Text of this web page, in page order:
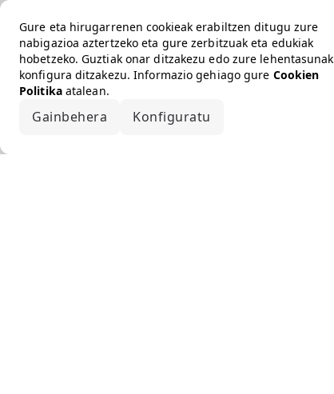
Gure eta hirugarrenen cookieak erabiltzen ditugu zure
nabigazioa aztertzeko eta gure zerbitzuak eta edukiak
hobetzeko. Guztiak onar ditzakezu edo zure lehentasunak
konfigura ditzakezu. Informazio gehiago gure Cookien
Politika atalean.
Gainbehera Konfiguratu